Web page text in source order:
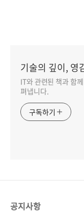
기술의 깊이, 영
IT와 관련된 책과 함
펴냅니다.
구독하기
공지사항